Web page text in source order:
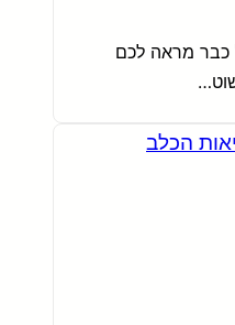
כבר מראה לכם